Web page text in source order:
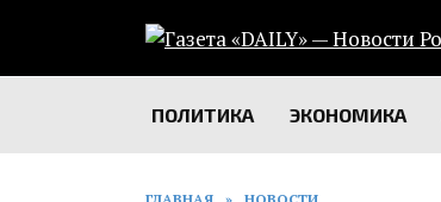
содержанию
ПОЛИТИКА ЭКОНОМИКА